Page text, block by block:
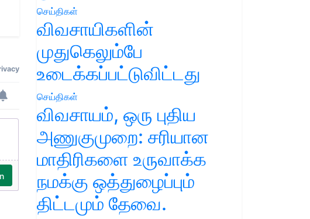
செய்திகள்
விவசாயிகளின்
முதுகெலும்பே
உடைக்கப்பட்டுவிட்டது
செய்திகள்
விவசாயம், ஒரு புதிய
அணுகுமுறை: சரியான
மாதிரிகளை உருவாக்க
நமக்கு ஒத்துழைப்பும்
திட்டமும் தேவை.